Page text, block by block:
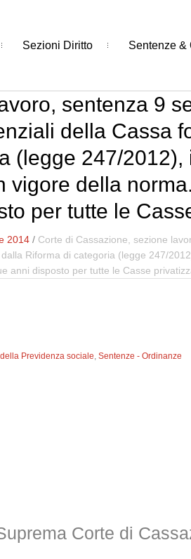
Sezioni Diritto Sentenze &
sentenza 9
della Cassa
(legge 247/
vigore della
per tutte le
2014 / Corte di Cassazione, sezione
Riforma di categoria (legge 247/
anni disposto per tutte le Casse
Previdenza sociale,Sentenze - Ordinanze
Corte di